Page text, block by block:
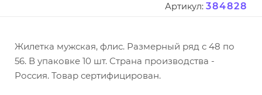
Артикул: 384828
Жилетка мужская, флис. Размерный ряд с 48 по
56. В упаковке 10 шт. Страна производства -
Россия. Товар сертифицирован.